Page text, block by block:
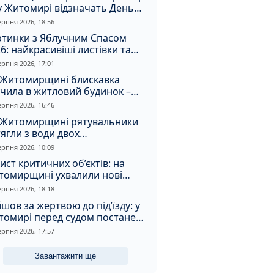
Житомирі відзначать День
та День Незалежності
2026, 18:56
з Яблучним Спасом
найкрасивіші листівки та
привітання зі святом
2026, 17:01
блискавка
в житловий будинок –
пожежа
2026, 16:46
рятувальники
з води двох
2026, 10:09
критичних об’єктів: на
ухвалили нові
з безпеки
2026, 18:18
за жертвою до під’їзду: у
перед судом постане
2026, 17:57
Завантажити ще